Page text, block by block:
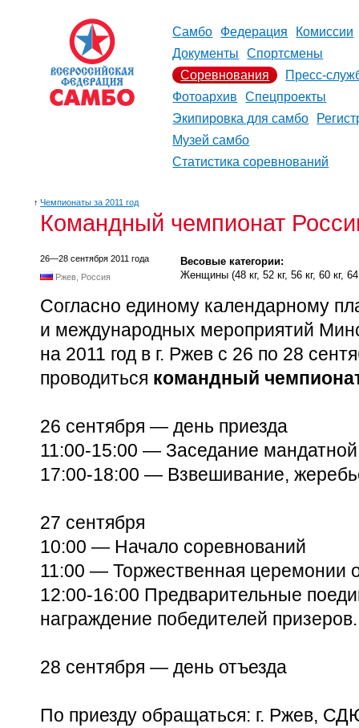
Самбо Федерация
Комиссии
Документы
Спортсмены
Соревнования
Пресс-
Фотоархив
Спецпроекты
Экипировка для самбо
Музей самбо
Статистика соревнований
↑ Чемпионаты за 2011 год
Командный чемпионат
26—28 сентября 2011 года
Ржев, Россия
Весовые категории:
Женщины (48 кг, 52 кг, 56 кг, 60 кг, 64
Согласно единому календарному
и международных мероприятий
на 2011 год в г. Ржев с 26 по 28
проводиться командный
26 сентября — день приезда
11:00-15:00 — Заседание
17:00-18:00 — Взвешивание,
27 сентября
10:00 — Начало соревнований
11:00 — Торжественная церемонии
12:00-16:00 Предварительные
награждение победителей призеров.
28 сентября — день отъезда
По приезду обращаться: г. Ржев,